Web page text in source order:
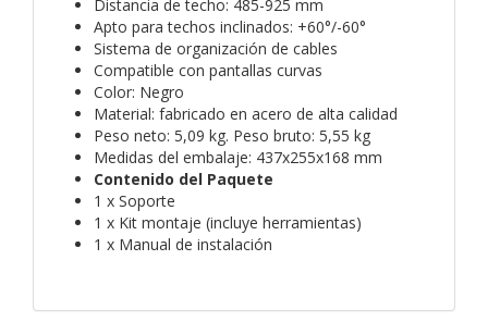
Distancia de techo: 485-925 mm
Apto para techos inclinados: +60°/-60°
Sistema de organización de cables
Compatible con pantallas curvas
Color: Negro
Material: fabricado en acero de alta calidad
Peso neto: 5,09 kg. Peso bruto: 5,55 kg
Medidas del embalaje: 437x255x168 mm
Contenido del Paquete
1 x Soporte
1 x Kit montaje (incluye herramientas)
1 x Manual de instalación